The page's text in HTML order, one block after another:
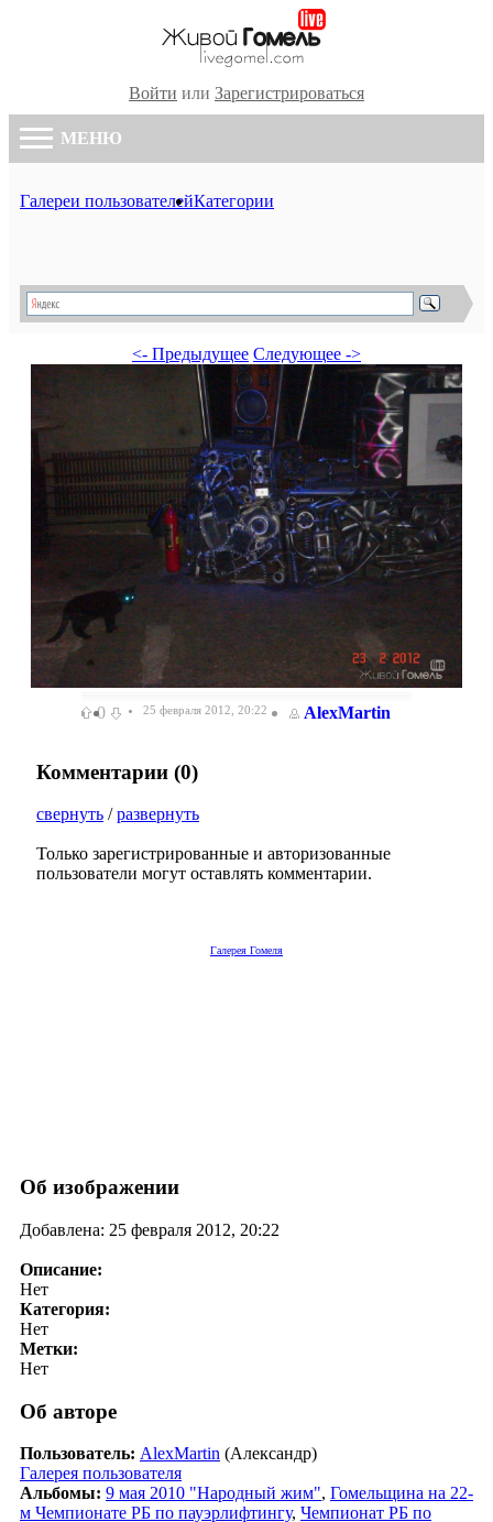
Войти или Зарегистрироваться
МЕНЮ
Галереи пользователейКатегории
<- Предыдущее Следующее ->
0 25 февраля 2012, 20:22 AlexMartin
Комментарии (0)
свернуть /развернуть
Только зарегистрированные и авторизованные
пользователи могут оставлять комментарии.
Галерея Гомеля
Об изображении
Добавлена: 25 февраля 2012, 20:22
Описание:
Нет
Категория:
Нет
Метки:
Нет
Об авторе
Пользователь: AlexMartin (Александр)
Галерея пользователя
Альбомы: 9 мая 2010 "Народный жим", Гомельщина на 22-
м Чемпионате РБ по пауэрлифтингу, Чемпионат РБ по